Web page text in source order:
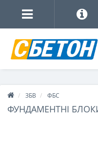
ЗБВ ФБС
ФУНДАМЕНТНІ